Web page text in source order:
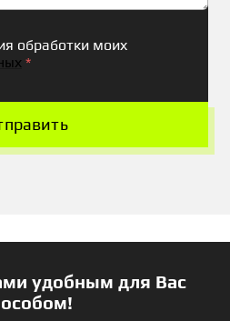
обработки моих
*
удобным для Вас